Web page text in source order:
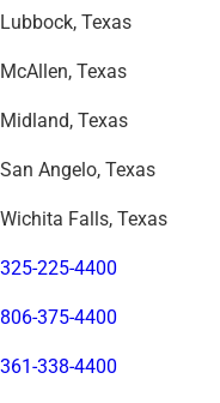
Lubbock, Texas
McAllen, Texas
Midland, Texas
San Angelo, Texas
Wichita Falls, Texas
325-225-4400
806-375-4400
361-338-4400